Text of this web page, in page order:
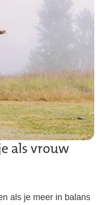
als vrouw
als je meer in balans